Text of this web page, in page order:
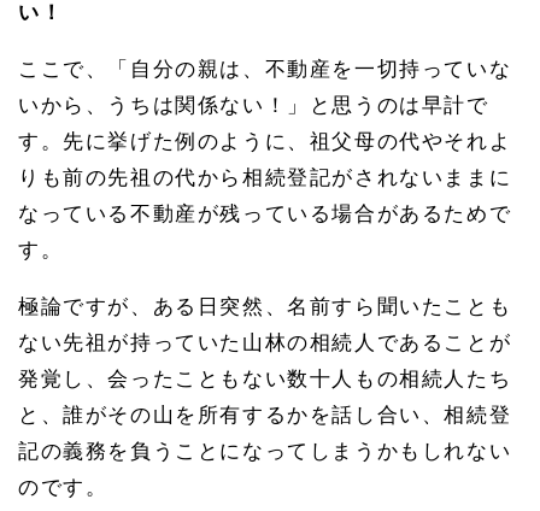
い！
ここで、「自分の親は、不動産を一切持っていな
いから、うちは関係ない！」と思うのは早計で
す。先に挙げた例のように、祖父母の代やそれよ
りも前の先祖の代から相続登記がされないままに
なっている不動産が残っている場合があるためで
す。
極論ですが、ある日突然、名前すら聞いたことも
ない先祖が持っていた山林の相続人であることが
発覚し、会ったこともない数十人もの相続人たち
と、誰がその山を所有するかを話し合い、相続登
記の義務を負うことになってしまうかもしれない
のです。